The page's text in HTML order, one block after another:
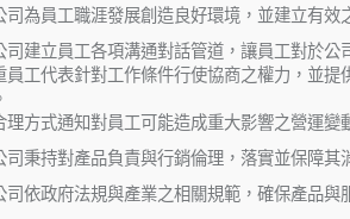
司為員工職涯發展創造良好環境，並建立有效
司建立員工各項溝通對話管道，讓員工對於
員工代表針對工作條件行使協商之權力，並
理方式通知對員工可能造成重大影響之營運變
司秉持對產品負責與行銷倫理，落實並保障其
司依政府法規與產業之相關規範，確保產品與